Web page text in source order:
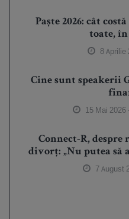
Paște 2026: cât
toate,
8 Aprilie
Cine sunt speakerii
15 Mai 2026
Connect-R,
divorț: „Nu putea să
7 August